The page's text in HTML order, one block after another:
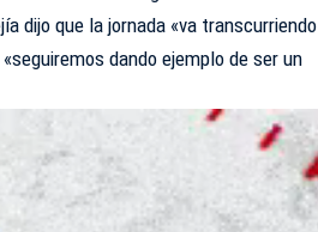
dijo que la jornada «va transcurriendo
dando ejemplo de ser un